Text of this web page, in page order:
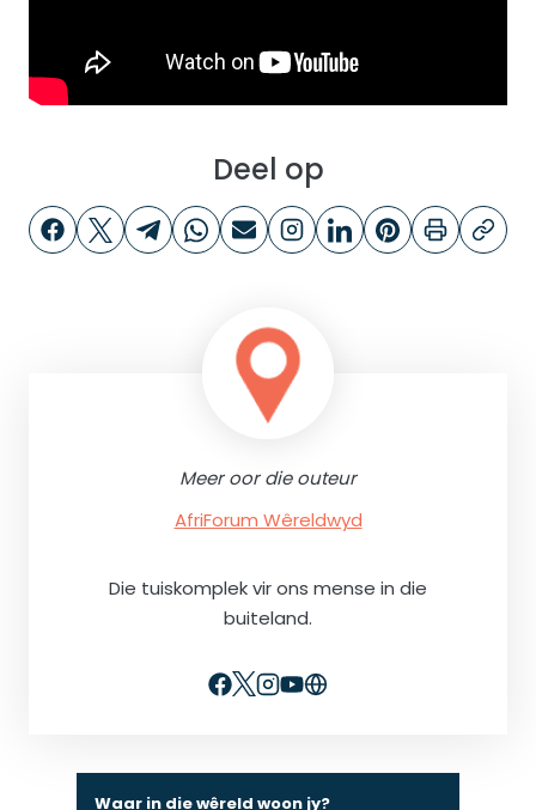
Deel op
Meer oor die outeur
AfriForum Wêreldwyd
Die tuiskomplek vir ons mense in die
buiteland.
Waar in die wêreld woon jy?